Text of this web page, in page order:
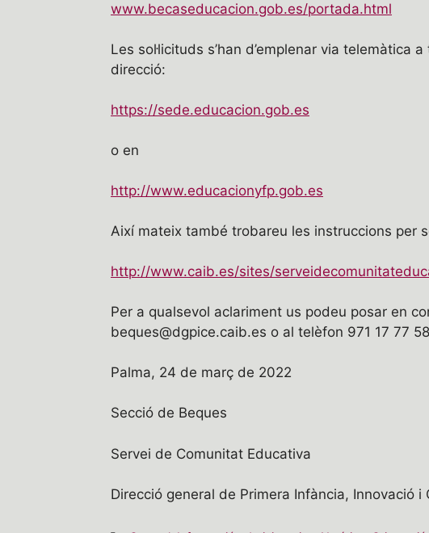
www.becaseducacion.gob.es/portada.html
Les sol·licituds s’han d’emplenar via
direcció:
https://sede.educacion.gob.es
o en
http://www.educacionyfp.gob.es
Així mateix també trobareu les instruccions per
http://www.caib.es/sites/
Per a qualsevol aclariment us podeu posar en
beques@dgpice.caib.es o al telèfon 971 17 77
Palma, 24 de març de 2022
Secció de Beques
Servei de Comunitat Educativa
Direcció general de Primera Infància, Innovació i